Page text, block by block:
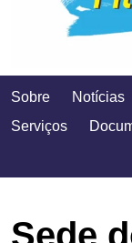
Sobre Notícias
Serviços
Sede